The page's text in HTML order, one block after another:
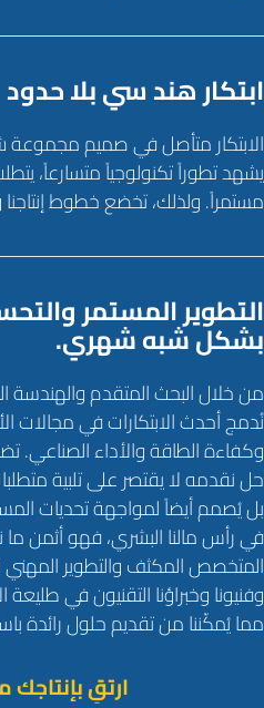
ابتكار هند سي بلا حدود
الابتكار متأصل في صميم
يشهد تطوراً تكنولوجياً متسارعاً،
مستمراً. ولذلك، تخضع خطوط إنتاجنا
التطوير المستمر
بشكل شبه شهري.
من خلال البحث المتقدم والهندسة
نُدمج أحدث الابتكارات في مجالات
وكفاءة الطاقة والأداء
حل نقدمه لا يقتصر على تلبية
بل يُصمم أيضاً لمواجهة تحديات
في رأس مالنا البشري، فهو أثمن
المتخصص المكثف والتطوير
وفنيونا وخبراؤنا التقنيون في طليعة
مما يُمكّننا من تقديم حلول رائدة
ارتقِ بإنتاجك